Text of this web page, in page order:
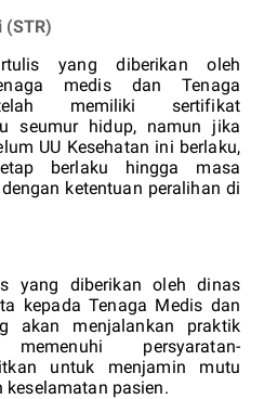
(STR)
yang diberikan oleh
medis dan Tenaga
memiliki sertifikat
seumur hidup, namun jika
UU Kesehatan ini berlaku,
berlaku hingga masa
ketentuan peralihan di
yang diberikan oleh dinas
kepada Tenaga Medis dan
akan menjalankan praktik
persyaratan-
untuk menjamin mutu
keselamatan pasien.